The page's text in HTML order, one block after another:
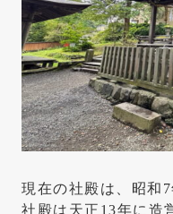
現在の社殿は、昭和
社殿は天正13年に造